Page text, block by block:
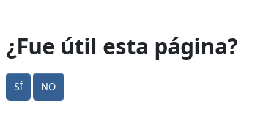
¿Fue útil esta página?
Sí No